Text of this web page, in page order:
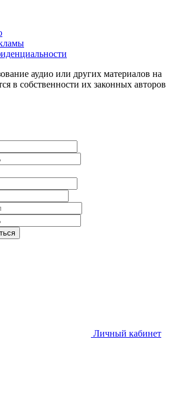
аудио или других материалов на
в собственности их законных авторов
Личный кабинет